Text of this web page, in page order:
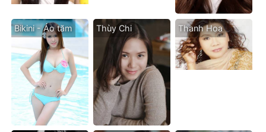
Bikini - Áo tăm Thùy Chi Thanh Hoa